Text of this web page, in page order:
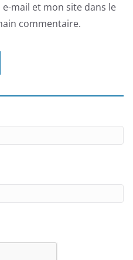
mail et mon site dans le
commentaire.